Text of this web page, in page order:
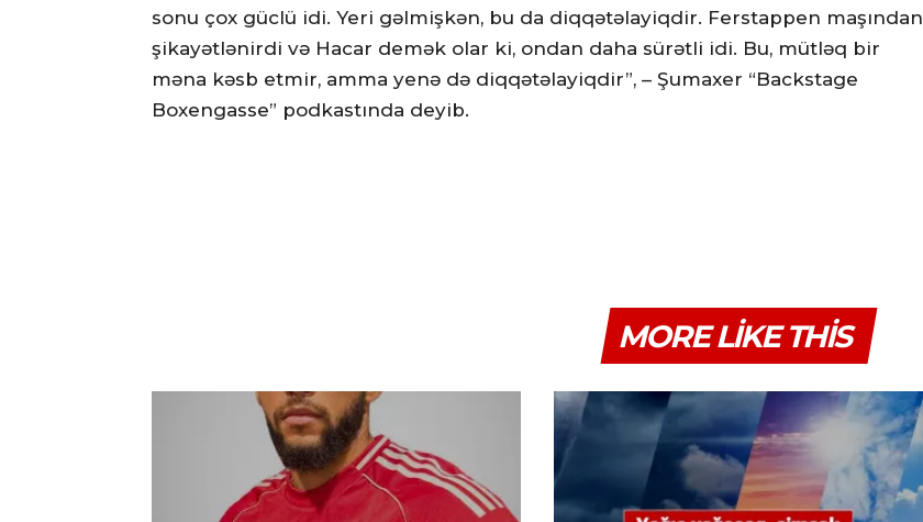
sonu çox güclü idi. Yeri gəlmişkən, bu da diqqətəlayiqdir. Ferstappen maşından
şikayətlənirdi və Hacar demək olar ki, ondan daha sürətli idi. Bu, mütləq bir
məna kəsb etmir, amma yenə də diqqətəlayiqdir”, – Şumaxer “Backstage
Boxengasse” podkastında deyib.
MORE LIKE THIS